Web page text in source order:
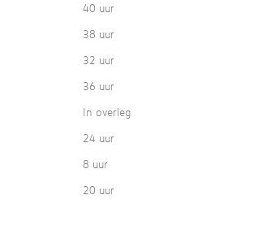
40 uur
38 uur
32 uur
36 uur
In overleg
24 uur
8 uur
20 uur